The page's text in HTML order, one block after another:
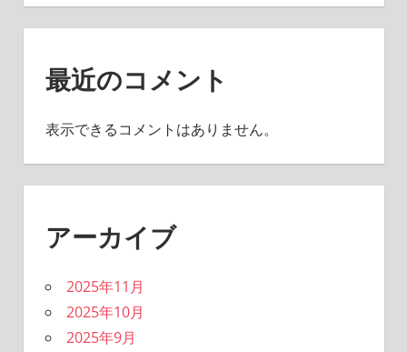
最近のコメント
表示できるコメントはありません。
アーカイブ
2025年11月
2025年10月
2025年9月